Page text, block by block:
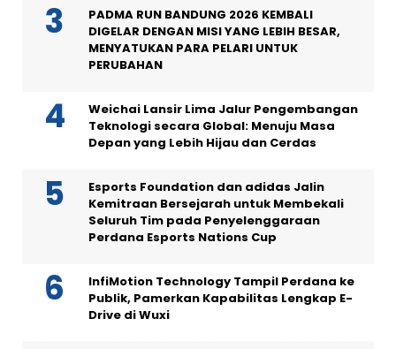
PADMA RUN BANDUNG 2026 KEMBALI
DIGELAR DENGAN MISI YANG LEBIH BESAR,
MENYATUKAN PARA PELARI UNTUK
PERUBAHAN
Weichai Lansir Lima Jalur Pengembangan
Teknologi secara Global: Menuju Masa
Depan yang Lebih Hijau dan Cerdas
Esports Foundation dan adidas Jalin
Kemitraan Bersejarah untuk Membekali
Seluruh Tim pada Penyelenggaraan
Perdana Esports Nations Cup
InfiMotion Technology Tampil Perdana ke
Publik, Pamerkan Kapabilitas Lengkap E-
Drive di Wuxi